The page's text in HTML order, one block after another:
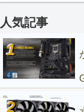
人気記事